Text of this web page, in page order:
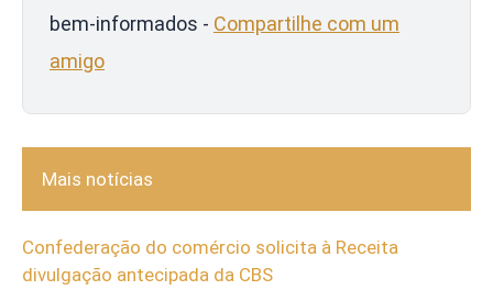
bem-informados - Compartilhe com um
amigo
Mais notícias
Confederação do comércio solicita à Receita
divulgação antecipada da CBS